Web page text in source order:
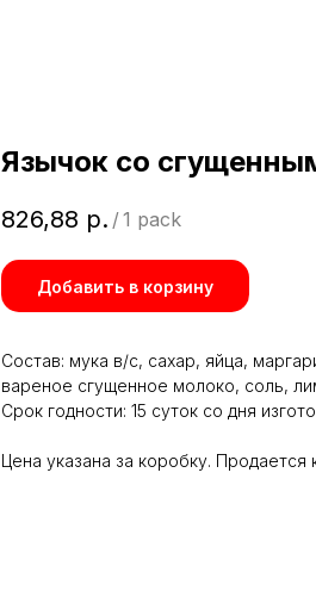
Язычок со
826,88 р. /1 pack
Добавить в корзину
Состав: мука в/с, сахар, яйца,
вареное сгущенное молоко, соль,
Срок годности: 15 суток со дня
Цена указана за коробку.